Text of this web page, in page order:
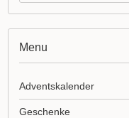
Menu
Adventskalender
Geschenke